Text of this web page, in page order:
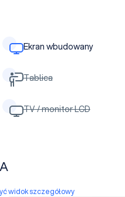
Ekran wbudowany
Tablica
TV / monitor LCD
widok szczegółowy